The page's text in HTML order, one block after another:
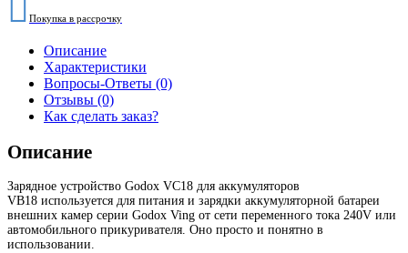
Покупка в рассрочку
Описание
Характеристики
Вопросы-Ответы (0)
Отзывы (0)
Как сделать заказ?
Описание
Зарядное устройство Godox VC18 для аккумуляторов
VB18 используется для питания и зарядки аккумуляторной батареи
внешних камер серии Godox Ving от сети переменного тока 240V или
автомобильного прикуривателя. Оно просто и понятно в
использовании.